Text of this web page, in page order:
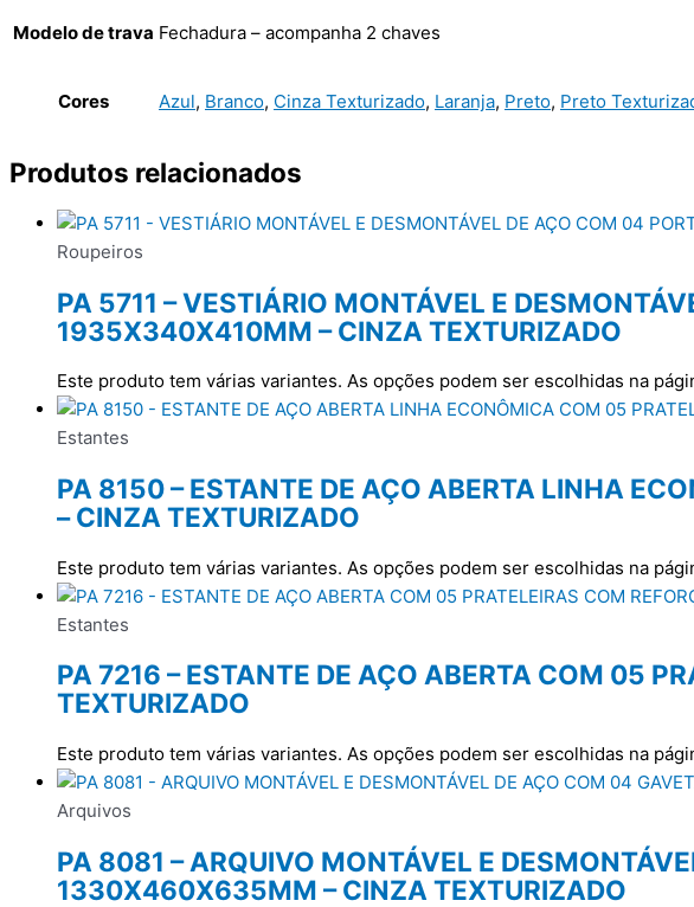
Modelo de trava Fechadura – acompanha 2 chaves
Cores Azul, Branco, Cinza Texturizado, Laranja, Preto, Preto
Produtos relacionados
Roupeiros
PA 5711 – VESTIÁRIO MONTÁVEL E
1935X340X410MM – CINZA TEXTURIZADO
Este produto tem várias variantes. As opções podem ser escolhidas na
Estantes
PA 8150 – ESTANTE DE AÇO ABERTA LINHA
– CINZA TEXTURIZADO
Este produto tem várias variantes. As opções podem ser escolhidas na
Estantes
PA 7216 – ESTANTE DE AÇO ABERTA COM 05
TEXTURIZADO
Este produto tem várias variantes. As opções podem ser escolhidas na
Arquivos
PA 8081 – ARQUIVO MONTÁVEL E
1330X460X635MM – CINZA TEXTURIZADO